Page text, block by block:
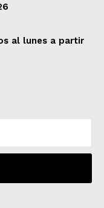
al lunes a partir